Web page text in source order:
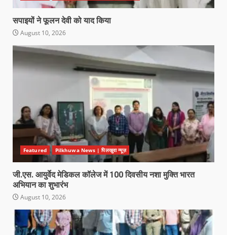
सपाइयों ने फूलन देवी को याद किया
August 10, 2026
Featured Pilkhuwa News | पिलखुवा न्यूज़
जी.एस. आयुर्वेद मेडिकल कॉलेज में 100 दिवसीय नशा मुक्ति भारत
अभियान का शुभारंभ
August 10, 2026